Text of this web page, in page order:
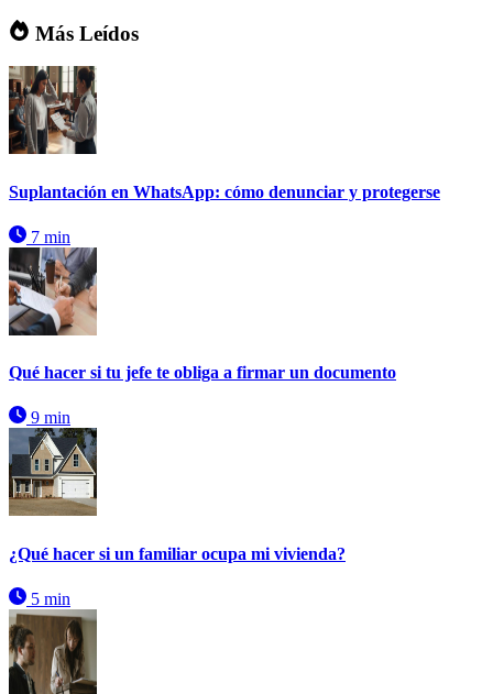
Más Leídos
Suplantación en WhatsApp: cómo denunciar y protegerse
7 min
Qué hacer si tu jefe te obliga a firmar un documento
9 min
¿Qué hacer si un familiar ocupa mi vivienda?
5 min